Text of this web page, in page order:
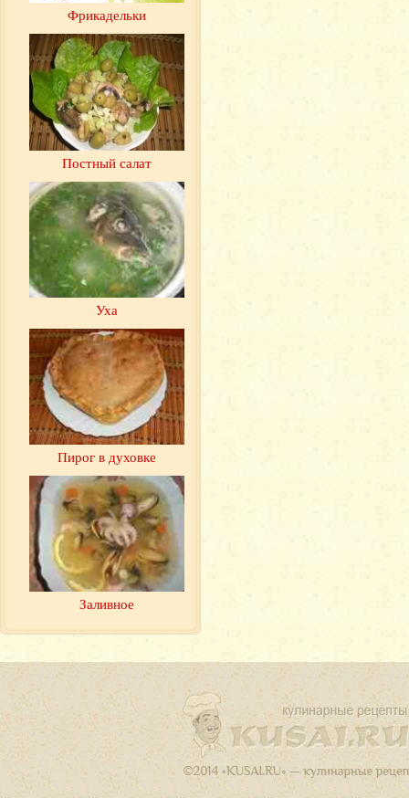
Фрикадельки
Постный салат
Уха
Пирог в духовке
Заливное